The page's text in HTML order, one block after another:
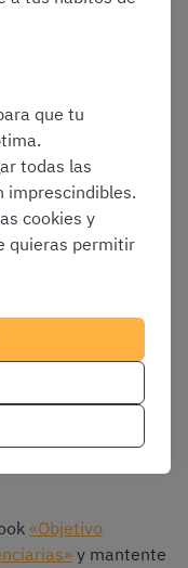
práctico
selectivo
como
de II.PP.!
hayamos resuelto
tu pregunta
o llámanos al
«Objetivo
y mantente
que tu
todas las
imprescindibles.
cookies y
quieras permitir